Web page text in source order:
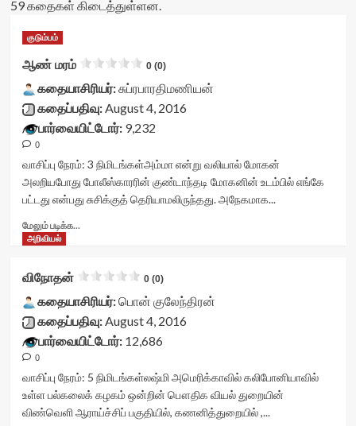
59 கதைகள் கிடைத்துள்ளன.
குடும்பம்
ஆண் மரம் 0 (0)
கதையாசிரியர்:சுப்ரபாரதிமணியன்
கதைப்பதிவு:August 4, 2016
பார்வையிட்டோர்:9,232
0
வாசிப்பு நேரம்: 3 நிமிடங்கள்அம்மா என்று வலியால் மோகன்
அலறியபோது போலீஸ்காரரின் குண்டாந்தடி மோகனின் உடம்பில் எங்கே
பட்டது என்பது சுசிக்குத் தெரியாமலிருந்தது. அநேகமாக...
மேலும் படிக்க...
ஆண்
மரம்<div
class="yasr-
vv-
stars-
title-
<div
class='yasr-
stars-
title
அறிவியல்
விநோதன் 0 (0)
கதையாசிரியர்:பொன் குலேந்திரன்
கதைப்பதிவு:August 4, 2016
பார்வையிட்டோர்:12,686
0
வாசிப்பு நேரம்: 5 நிமிடங்கள்லஷ்மி அமெரிக்காவில் கலிபோனியாவில்
உள்ள பல்கலைக் கழகம் ஒன்றின் பௌதிக வியல் துறையின்
விண்வெளி ஆராய்ச்சிப் பகுதியில், கணனித்துறையில் ,...